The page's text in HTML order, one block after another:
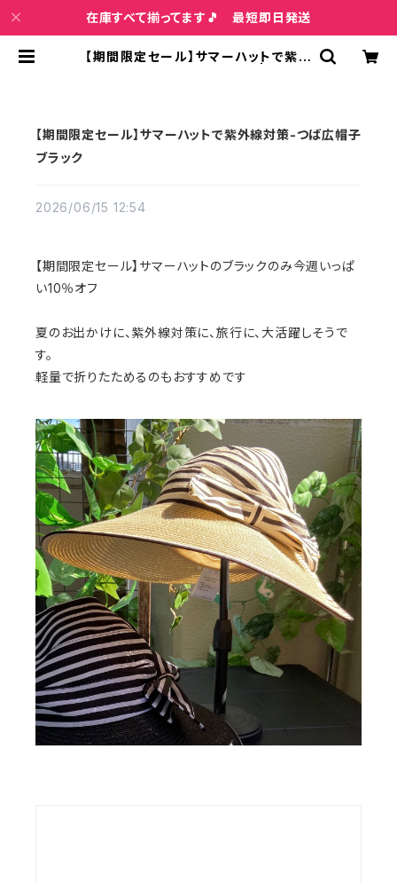
在庫すべて揃ってます🎵 最短即日発送
【期間限定セール】サマーハットで紫外
【期間限定セール】サマーハットで紫外線対策-つば広帽子
ブラック
2026/06/15 12:54
【期間限定セール】サマーハットのブラックのみ今週いっぱ
い10％オフ
夏のお出かけに、紫外線対策に、旅行に、大活躍しそうで
す。
軽量で折りたためるのもおすすめです